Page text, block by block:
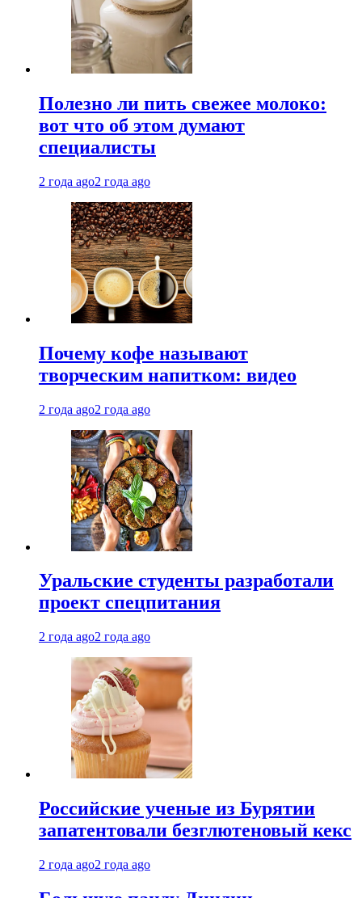
Полезно ли пить свежее молоко:
вот что об этом думают
специалисты
2 года ago2 года ago
Почему кофе называют
творческим напитком: видео
2 года ago2 года ago
Уральские студенты разработали
проект спецпитания
2 года ago2 года ago
Российские ученые из Бурятии
запатентовали безглютеновый кекс
2 года ago2 года ago